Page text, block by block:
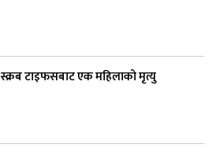
टाइफसबाट एक महिलाको मृत्यु